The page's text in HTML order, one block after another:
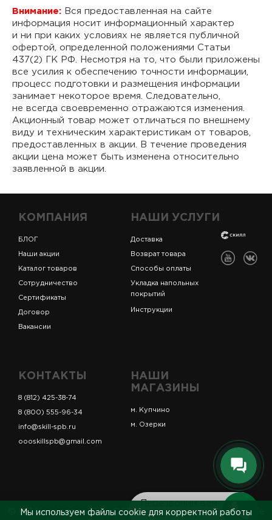
Перезвоним вам
за 5 минут
Внимание: Вся предоставленная на сайте
информация носит информационный характер
и ни при каких условиях не является публичной
офертой, определенной положениями Статьи
437(2) ГК РФ. Несмотря на то, что были приложены
все усилия к обеспечению точности информации,
процесс подготовки и размещения информации
занимает некоторое время. Следовательно,
не всегда своевременно отражаются изменения.
Акционный товар может отличаться по внешнему
виду и техническим характеристикам от товаров,
предоставленных в акции. В течение проведения
акции цена может быть изменена относительно
заявленной в акции.
КОМПАНИЯ
БЛОГ
Наши акции
Каталог товаров
Сотрудничество
Сертификаты
Договор
Вакансии
НАШИ УСЛУГИ
Доставка
Возврат товара
Способы оплаты
Укладка напольных
покрытий
Инструкции
КОНТАКТЫ
8 (812) 425-38-74
8 (800) 555-96-34
info@skill-spb.ru
oooskillspb@gmail.com
НАШИ
МАГАЗИНЫ
м. Купчино
м. Озерки
© ИП Коновалов Д.А., ОГРНИП 325784700361023. Все
Мы используем файлы cookie для корректной работы